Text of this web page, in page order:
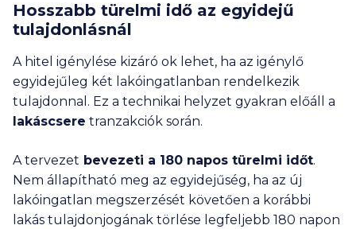
Hosszabb türelmi idő az egyidejű
tulajdonlásnál
A hitel igénylése kizáró ok lehet, ha az igénylő
egyidejűleg két lakóingatlanban rendelkezik
tulajdonnal. Ez a technikai helyzet gyakran előáll a
lakáscsere tranzakciók során.
A tervezet bevezeti a 180 napos türelmi időt.
Nem állapítható meg az egyidejűség, ha az új
lakóingatlan megszerzését követően a korábbi
lakás tulajdonjogának törlése legfeljebb 180 napon